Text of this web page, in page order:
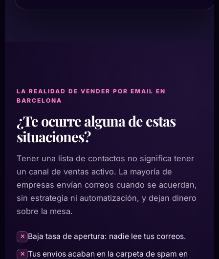
LA REALIDAD DE VENDER POR EMAIL EN
BARCELONA
¿Te ocurre alguna de estas
situaciones?
Tener una lista de contactos no significa tener
un canal de ventas activo. La mayoría de
empresas envían correos cuando se acuerdan,
sin estrategia ni automatización, y dejan dinero
sobre la mesa.
✕ Baja tasa de apertura: nadie lee tus correos.
✕ Tus envíos acaban en la carpeta de spam en